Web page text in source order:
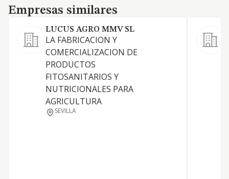
Empresas similares
Empresas similares
LUCUS AGRO MMV SL
LA FABRICACION Y
COMERCIALIZACION DE
PRODUCTOS
FITOSANITARIOS Y
NUTRICIONALES PARA
AGRICULTURA
SEVILLA